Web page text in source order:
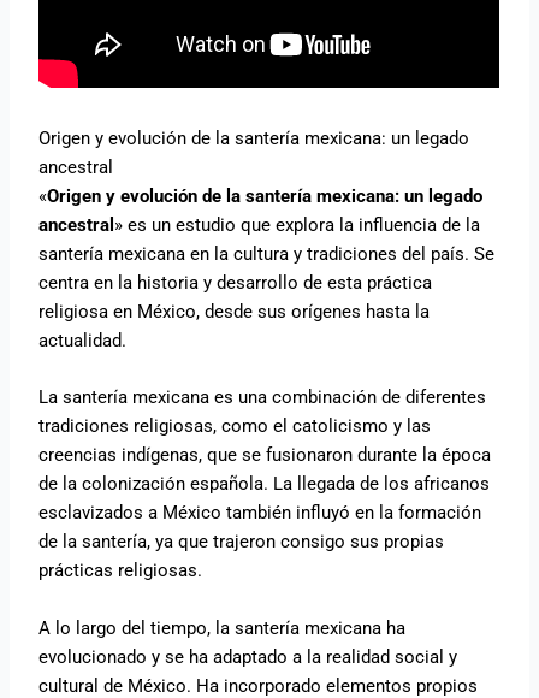
Origen y evolución de la santería mexicana: un legado
ancestral
«Origen y evolución de la santería mexicana: un legado
ancestral » es un estudio que explora la influencia de la
santería mexicana en la cultura y tradiciones del país. Se
centra en la historia y desarrollo de esta práctica
religiosa en México, desde sus orígenes hasta la
actualidad.
La santería mexicana es una combinación de diferentes
tradiciones religiosas, como el catolicismo y las
creencias indígenas, que se fusionaron durante la época
de la colonización española. La llegada de los africanos
esclavizados a México también influyó en la formación
de la santería, ya que trajeron consigo sus propias
prácticas religiosas.
A lo largo del tiempo, la santería mexicana ha
evolucionado y se ha adaptado a la realidad social y
cultural de México. Ha incorporado elementos propios